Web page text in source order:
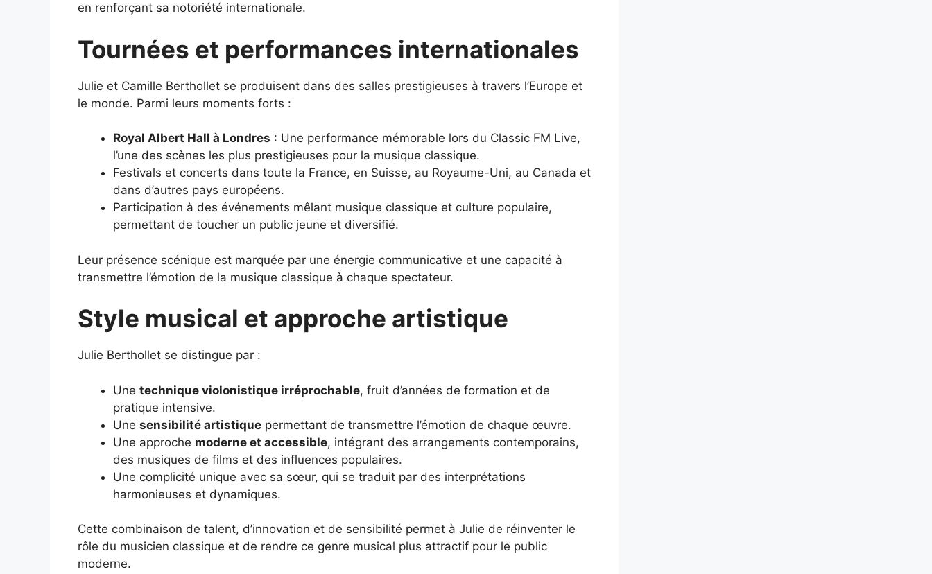
en renforçant sa notoriété internationale.
Tournées et performances internationales
Julie et Camille Berthollet se produisent dans des salles prestigieuses à travers l’Europe et
le monde. Parmi leurs moments forts :
Royal Albert Hall à Londres : Une performance mémorable lors du Classic FM Live,
l’une des scènes les plus prestigieuses pour la musique classique.
Festivals et concerts dans toute la France, en Suisse, au Royaume-Uni, au Canada et
dans d’autres pays européens.
Participation à des événements mêlant musique classique et culture populaire,
permettant de toucher un public jeune et diversifié.
Leur présence scénique est marquée par une énergie communicative et une capacité à
transmettre l’émotion de la musique classique à chaque spectateur.
Style musical et approche artistique
Julie Berthollet se distingue par :
Une technique violonistique irréprochable, fruit d’années de formation et de
pratique intensive.
Une sensibilité artistique permettant de transmettre l’émotion de chaque œuvre.
Une approche moderne et accessible, intégrant des arrangements contemporains,
des musiques de films et des influences populaires.
Une complicité unique avec sa sœur, qui se traduit par des interprétations
harmonieuses et dynamiques.
Cette combinaison de talent, d’innovation et de sensibilité permet à Julie de réinventer le
rôle du musicien classique et de rendre ce genre musical plus attractif pour le public
moderne.